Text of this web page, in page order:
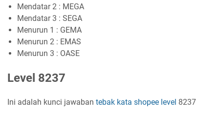
Mendatar 2 : MEGA
Mendatar 3 : SEGA
Menurun 1 : GEMA
Menurun 2 : EMAS
Menurun 3 : OASE
Level 8237
Ini adalah kunci jawaban tebak kata shopee level 8237